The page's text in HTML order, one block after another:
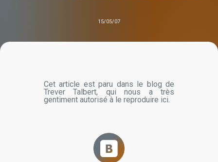
15/05/07
Cet article est paru dans le blog de
Trever Talbert, qui nous a très
gentiment autorisé à le reproduire ici.